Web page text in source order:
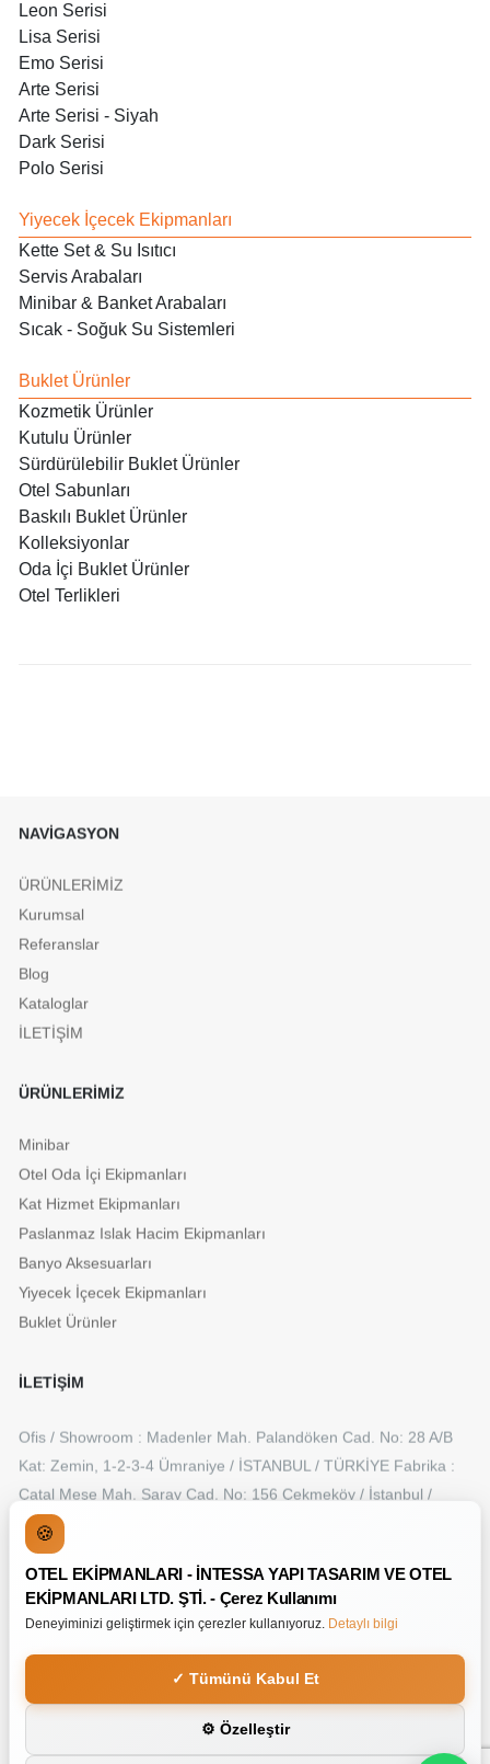
Leon Serisi
Lisa Serisi
Emo Serisi
Arte Serisi
Arte Serisi - Siyah
Dark Serisi
Polo Serisi
Yiyecek İçecek Ekipmanları
Kette Set & Su Isıtıcı
Servis Arabaları
Minibar & Banket Arabaları
Sıcak - Soğuk Su Sistemleri
Buklet Ürünler
Kozmetik Ürünler
Kutulu Ürünler
Sürdürülebilir Buklet Ürünler
Otel Sabunları
Baskılı Buklet Ürünler
Kolleksiyonlar
Oda İçi Buklet Ürünler
Otel Terlikleri
NAVİGASYON
ÜRÜNLERİMİZ
Kurumsal
Referanslar
Blog
Kataloglar
İLETİŞİM
ÜRÜNLERİMİZ
Minibar
Otel Oda İçi Ekipmanları
Kat Hizmet Ekipmanları
Paslanmaz Islak Hacim Ekipmanları
Banyo Aksesuarları
Yiyecek İçecek Ekipmanları
Buklet Ürünler
İLETİŞİM
Ofis / Showroom : Madenler Mah. Palandöken Cad. No: 28 A/B
Kat: Zemin, 1-2-3-4 Ümraniye / İSTANBUL / TÜRKİYE Fabrika :
Çatal Meşe Mah. Saray Cad. No: 156 Çekmeköy / İstanbul /
TÜRKİYE
+90 216 315 50 55
info@intessa.com.tr
Copyright © Otel Tv
Made ByLine And Frame
🍪
OTEL EKİPMANLARI - İNTESSA YAPI TASARIM VE OTEL
EKİPMANLARI LTD. ŞTİ. - Çerez Kullanımı
Deneyiminizi geliştirmek için çerezler kullanıyoruz. Detaylı bilgi
✓ Tümünü Kabul Et
⚙ Özelleştir